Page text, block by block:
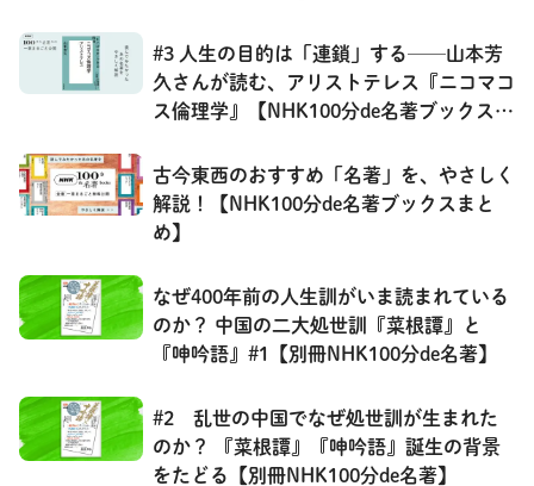
#3 人生の目的は「連鎖」する──山本芳
久さんが読む、アリストテレス『ニコマコ
ス倫理学』【NHK100分de名著ブックス一
古今東西のおすすめ「名著」を、やさしく
解説！【NHK100分de名著ブックスまと
め】
なぜ400年前の人生訓がいま読まれている
のか？ 中国の二大処世訓『菜根譚』と
『呻吟語』#1【別冊NHK100分de名著】
#2 乱世の中国でなぜ処世訓が生まれた
のか？ 『菜根譚』『呻吟語』誕生の背景
をたどる【別冊NHK100分de名著】